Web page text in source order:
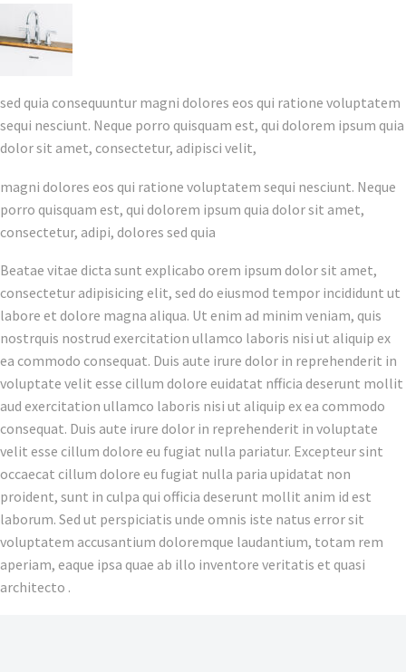
sed quia consequuntur magni dolores eos qui ratione voluptatem
sequi nesciunt. Neque porro quisquam est, qui dolorem ipsum quia
dolor sit amet, consectetur, adipisci velit,
magni dolores eos qui ratione voluptatem sequi nesciunt. Neque
porro quisquam est, qui dolorem ipsum quia dolor sit amet,
consectetur, adipi, dolores sed quia
Beatae vitae dicta sunt explicabo orem ipsum dolor sit amet,
consectetur adipisicing elit, sed do eiusmod tempor incididunt ut
labore et dolore magna aliqua. Ut enim ad minim veniam, quis
nostrquis nostrud exercitation ullamco laboris nisi ut aliquip ex
ea commodo consequat. Duis aute irure dolor in reprehenderit in
voluptate velit esse cillum dolore euidatat nfficia deserunt mollit
aud exercitation ullamco laboris nisi ut aliquip ex ea commodo
consequat. Duis aute irure dolor in reprehenderit in voluptate
velit esse cillum dolore eu fugiat nulla pariatur. Excepteur sint
occaecat cillum dolore eu fugiat nulla paria upidatat non
proident, sunt in culpa qui officia deserunt mollit anim id est
laborum. Sed ut perspiciatis unde omnis iste natus error sit
voluptatem accusantium doloremque laudantium, totam rem
aperiam, eaque ipsa quae ab illo inventore veritatis et quasi
architecto .